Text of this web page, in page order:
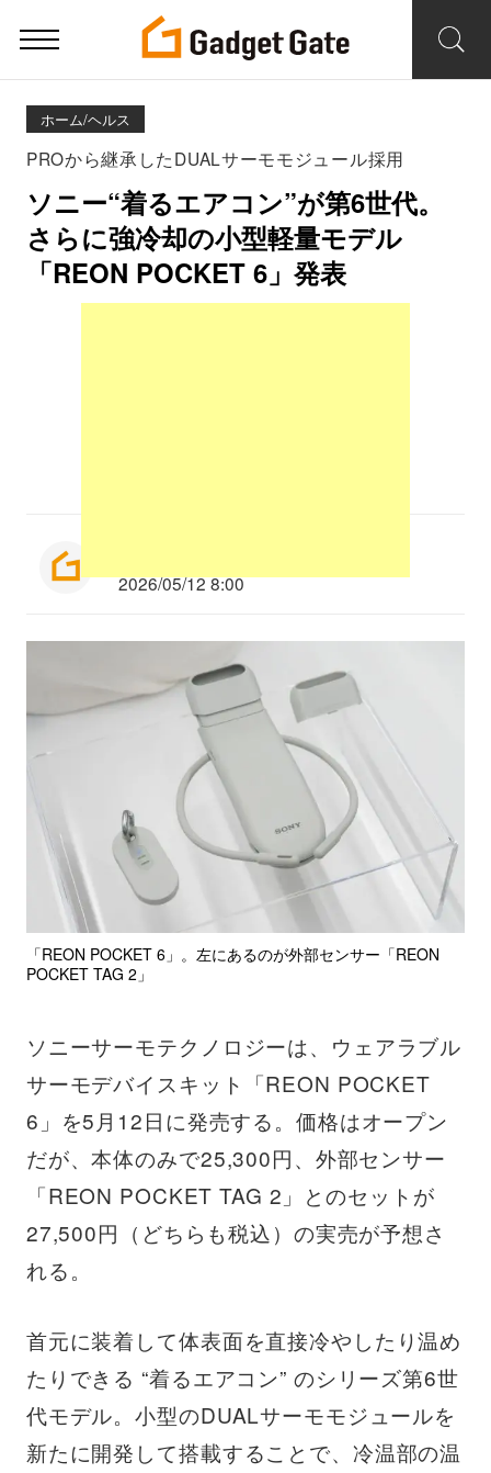
ホーム/ヘルス
PROから継承したDUALサーモモジュール採用
ソニー“着るエアコン”が第6世代。
さらに強冷却の小型軽量モデル
「REON POCKET 6」発表
2026/05/12 8:00
「REON POCKET 6」。左にあるのが外部センサー「REON
POCKET TAG 2」
ソニーサーモテクノロジーは、ウェアラブル
サーモデバイスキット「REON POCKET
6」を5月12日に発売する。価格はオープン
だが、本体のみで25,300円、外部センサー
「REON POCKET TAG 2」とのセットが
27,500円（どちらも税込）の実売が予想さ
れる。
首元に装着して体表面を直接冷やしたり温め
たりできる “着るエアコン” のシリーズ第6世
代モデル。小型のDUALサーモモジュールを
新たに開発して搭載することで、冷温部の温